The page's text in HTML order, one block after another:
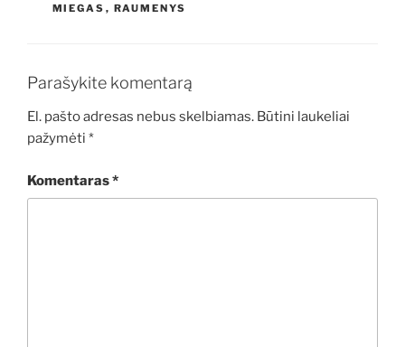
MIEGAS , RAUMENYS
Parašykite komentarą
El. pašto adresas nebus skelbiamas. Būtini laukeliai
pažymėti *
Komentaras*